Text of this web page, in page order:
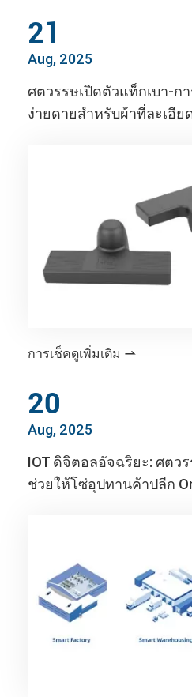
21
Aug, 2025
ศตวรรษเปิดตัวแท็กเบา-ก
ง่ายดายสำหรับผ้าที่ละเอีย
การเช็คดูเพิ่มเติม 
20
Aug, 2025
IOT ดิจิตอลอัจฉริยะ: ศตว
ช่วยให้โซ่อุปทานค้าปลีก